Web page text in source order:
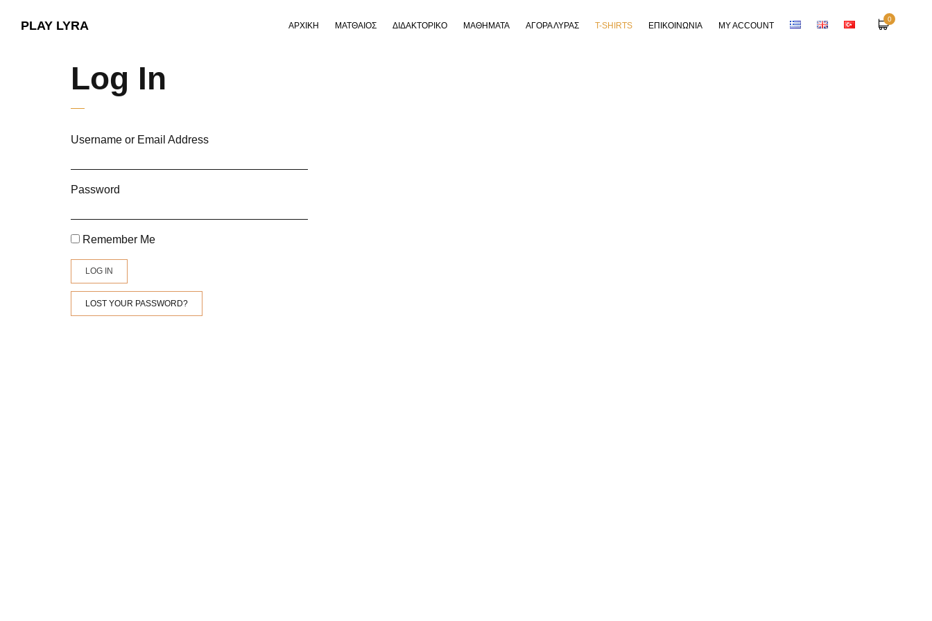
PLAY LYRA ΑΡΧΙΚΗ ΜΑΤΘΑΙΟΣ ΔΙΔΑΚΤΟΡΙΚΟ ΜΑΘΗΜΑΤΑ ΑΓΟΡΑ ΛΥΡΑΣ T-SHIRTS ΕΠΙΚΟΙΝΩΝΙΑ MY ACCOUNT
0
Log In
Username or Email Address
Password
Remember Me
LOG IN
LOST YOUR PASSWORD?